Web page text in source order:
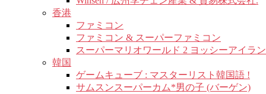
香港
ファミコン
ファミコン & スーパーファミコン
スーパーマリオワールド 2 ヨッシーアイラ
韓国
ゲームキューブ : マスターリスト韓国語 !
サムスンスーパーカム*男の子 (バーゲン)